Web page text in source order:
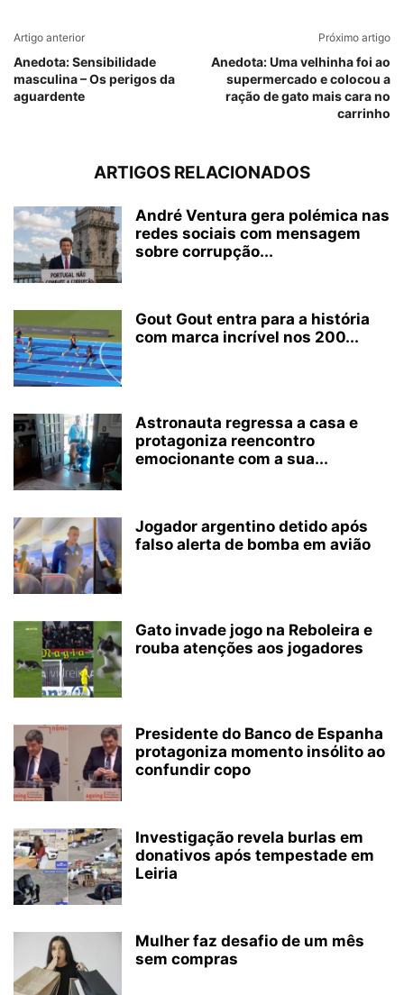
Artigo anterior
Anedota: Sensibilidade
masculina – Os perigos da
aguardente
Próximo artigo
Anedota: Uma velhinha foi ao
supermercado e colocou a
ração de gato mais cara no
carrinho
ARTIGOS RELACIONADOS
André Ventura gera polémica nas
redes sociais com mensagem
sobre corrupção...
Gout Gout entra para a história
com marca incrível nos 200...
Astronauta regressa a casa e
protagoniza reencontro
emocionante com a sua...
Jogador argentino detido após
falso alerta de bomba em avião
Gato invade jogo na Reboleira e
rouba atenções aos jogadores
Presidente do Banco de Espanha
protagoniza momento insólito ao
confundir copo
Investigação revela burlas em
donativos após tempestade em
Leiria
Mulher faz desafio de um mês
sem compras